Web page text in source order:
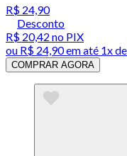
R$ 24,90
Desconto
R$ 20,42 no PIX
ou R$ 24,90em até 1x de
COMPRAR AGORA